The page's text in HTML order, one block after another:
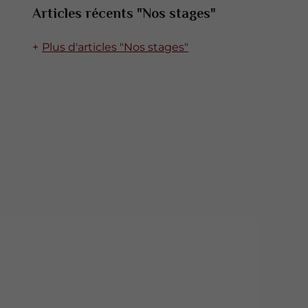
Articles récents "Nos stages"
Plus d'articles "Nos stages"